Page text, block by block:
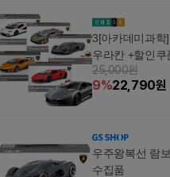
3[아카데미과
우라칸 +할인쿠
25,000원
9%22,790원
우주왕복선 람
수집품